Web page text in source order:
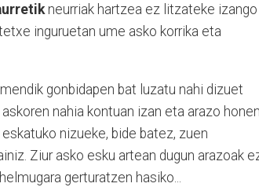
neurriak hartzea ez litzateke izango
inguruetan ume asko korrika eta
gonbidapen bat luzatu nahi dizuet
nahia kontuan izan eta arazo
nizueke, bide batez, zuen
Ziur asko esku artean dugun arazoak
gerturatzen hasiko...